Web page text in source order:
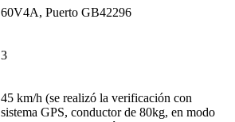
60V4A, Puerto GB42296
3
45 km/h (se realizó la verificación con
sistema GPS, conductor de 80kg, en modo